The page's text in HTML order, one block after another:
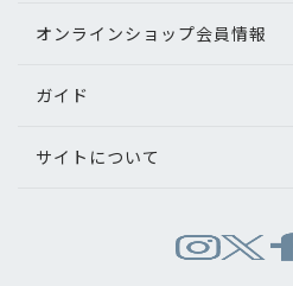
採用情報
補聴器
グッズ・小物
メガネの不具合、修理について
補聴器に関するアフターサービス
店舗検索
オンラインショップ会員情報
ログイン
ガイド
オンラインショップご利用ガイド
サイトについて